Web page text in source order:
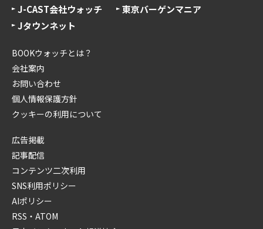
J-CAST会社ウォッチ
東京バーゲンマニア
Jタウンネット
BOOKウォッチとは？
会社案内
お問い合わせ
個人情報保護方針
クッキーの利用について
広告掲載
記事配信
コンテンツ二次利用
SNS利用ポリシー
AIポリシー
RSS・ATOM